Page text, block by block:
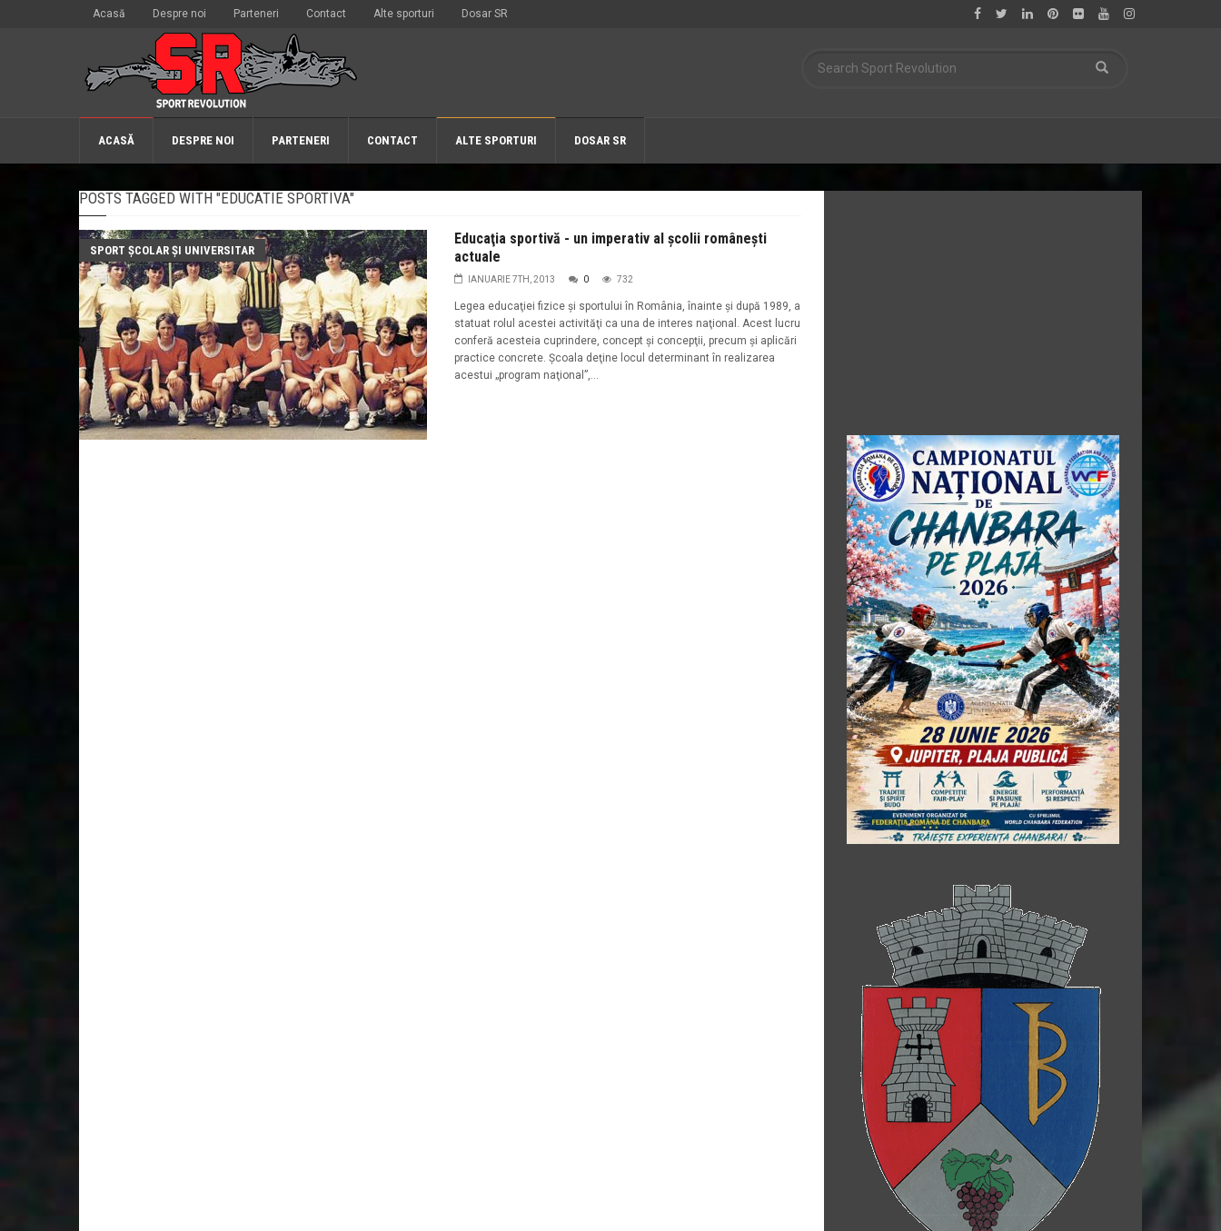
Acasă Despre noi Parteneri Contact Alte sporturi Dosar SR
ACASĂ DESPRE NOI PARTENERI CONTACT ALTE SPORTURI DOSAR SR
POSTS TAGGED WITH "EDUCATIE SPORTIVA"
SPORT ŞCOLAR ŞI UNIVERSITAR
Educaţia sportivă - un imperativ al şcolii româneşti
actuale
IANUARIE 7TH, 2013 0 732
Legea educaţiei fizice şi sportului în România, înainte şi după 1989, a
statuat rolul acestei activităţi ca una de interes naţional. Acest lucru
conferă acesteia cuprindere, concept şi concepţii, precum şi aplicări
practice concrete. Şcoala deţine locul determinant în realizarea
acestui „program naţional”,...